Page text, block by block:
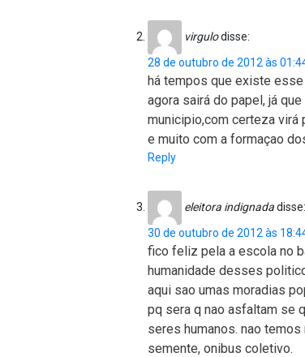
virgulodisse:
28 de outubro de 2012 às
há tempos que existe
agora sairá do papel, já
municipio,com certeza virá
e muito com a formaçao
Reply
eleitora indignadadisse:
30 de outubro de 2012 às
fico feliz pela a escola no
humanidade desses
aqui sao umas moradias
pq sera q nao asfaltam se
seres humanos. nao
semente, onibus coletivo.